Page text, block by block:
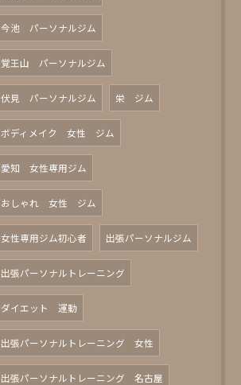
今池 パーソナルジム
覚王山 パーソナルジム
伏見 パーソナルジム 栄 ジム
ボディメイク 女性 ジム
愛知 女性専用ジム
おしゃれ 女性 ジム
女性専用ジム初心者 出張パーソナルジム
出張パーソナルトレーニング
ダイエット 運動
出張パーソナルトレーニング 女性
出張パーソナルトレーニング 名古屋